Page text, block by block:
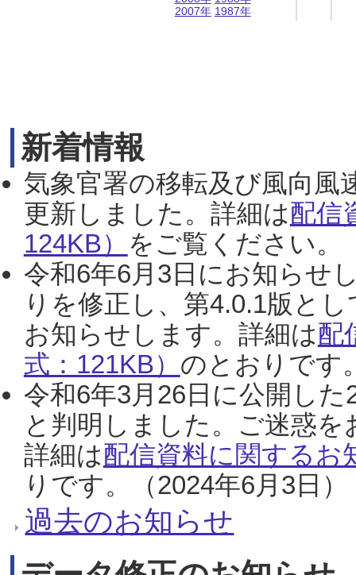
2007年 1987年
新着情報
気象官署の移転及び風向風
更新しました。詳細は配信
124KB） をご覧ください。
令和6年6月3日にお知らせ
りを修正し、第4.0.1版と
お知らせします。詳細は配
式：121KB） のとおりです
令和6年3月26日に公開し
と判明しました。ご迷惑
詳細は配信資料に関するお
りです。（2024年6月3日）
過去のお知らせ